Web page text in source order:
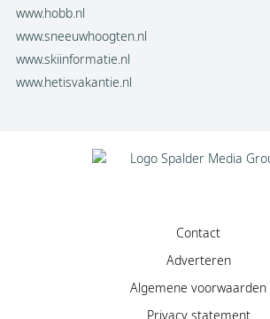
www.hobb.nl
www.sneeuwhoogten.nl
www.skiinformatie.nl
www.hetisvakantie.nl
Contact
Adverteren
Algemene voorwaarden
Privacy statement